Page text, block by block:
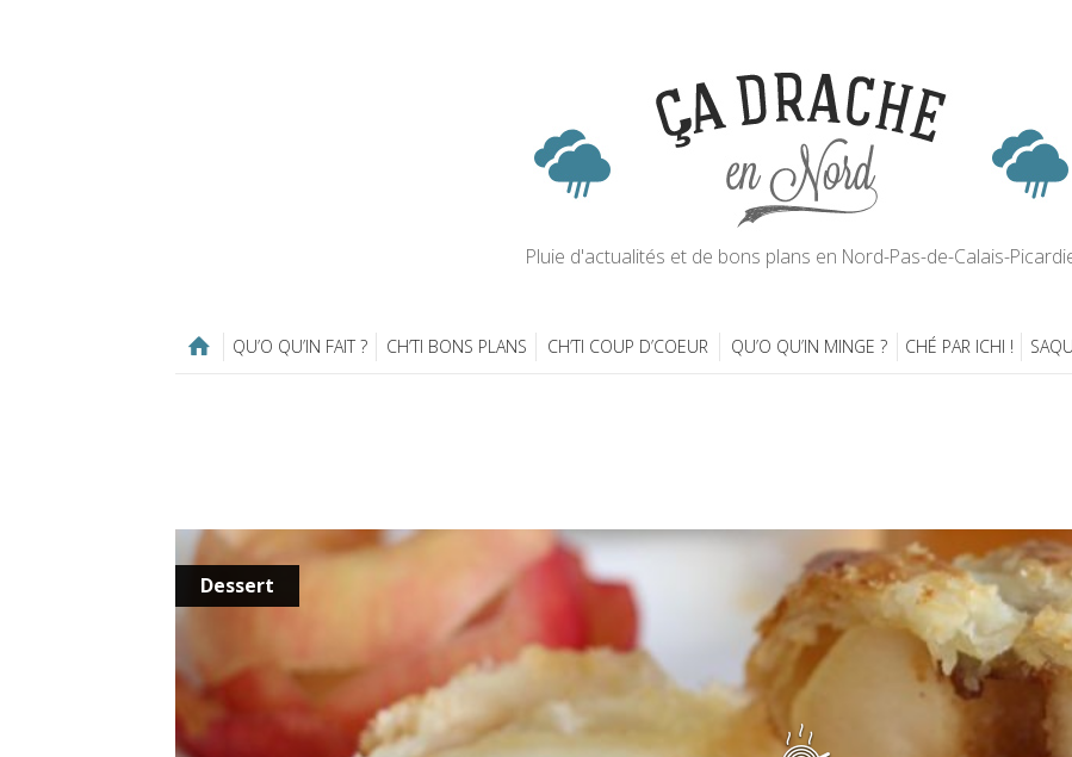
Pluie d'actualités et de bons plans en Nord-Pas-de-Calais-
QU’O QU’IN FAIT ? CH’TI BONS PLANS CH’TI COUP D’COEUR QU’O QU’IN MINGE ? CHÉ PAR ICHI !
Dessert